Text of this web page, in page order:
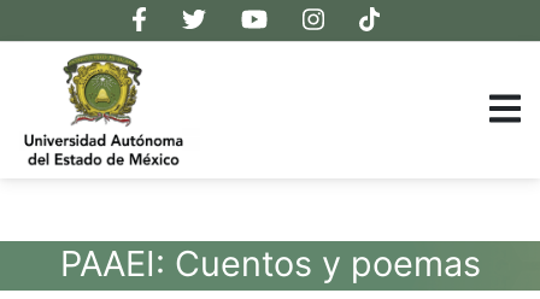
PAAEI: Cuentos y poemas